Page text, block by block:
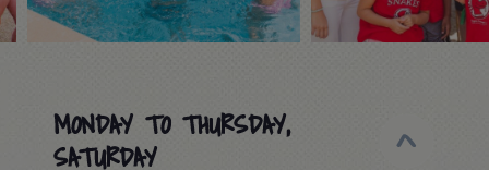
MONDAY TO THURSDAY,
SATURDAY